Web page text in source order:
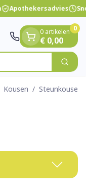
Apothekersadvies
Zoek
0 artikelen
€ 0,00
0
Kousen / Steunkousen